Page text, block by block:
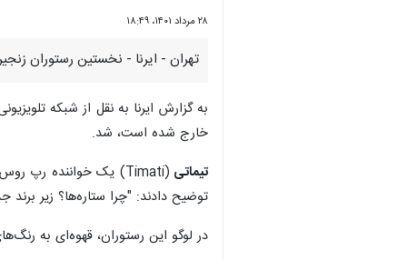
۲۸ مرداد ۱۴۰۱، ۱۸:۴۹